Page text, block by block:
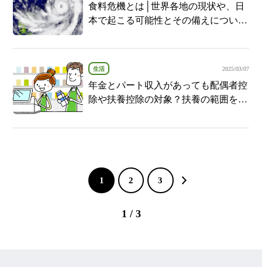
食料危機とは│世界各地の現状や、日
本で起こる可能性とその備えについて
生活 2025/03/07
年金とパート収入があっても配偶者控
除や扶養控除の対象？扶養の範囲を解
1 2 3
1 / 3